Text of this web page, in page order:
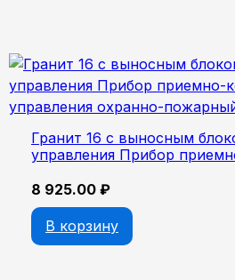
Гранит 16 c выносным
управления Прибор
8 925.00 ₽
В корзину